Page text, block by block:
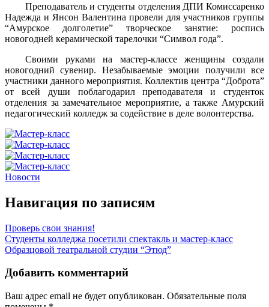
Преподаватель и студенты отделения ДПИ Комиссаренко
Надежда и Янсон Валентина провели для участников группы
“Амурское долголетие” творческое занятие: роспись
новогодней керамической тарелочки “Символ года”.
Своими руками на мастер-классе женщины создали
новогодний сувенир. Незабываемые эмоции получили все
участники данного мероприятия. Коллектив центра “Доброта”
от всей души поблагодарил преподавателя и студенток
отделения за замечательное мероприятие, а также Амурский
педагогический колледж за содействие в деле волонтерства.
Новости
Навигация по записям
Проверь свои знания!
Студенты колледжа посетили спектакль и мастер-класс
Образцовой театральной студии “Этюд”
Добавить комментарий
Ваш адрес email не будет опубликован. Обязательные поля